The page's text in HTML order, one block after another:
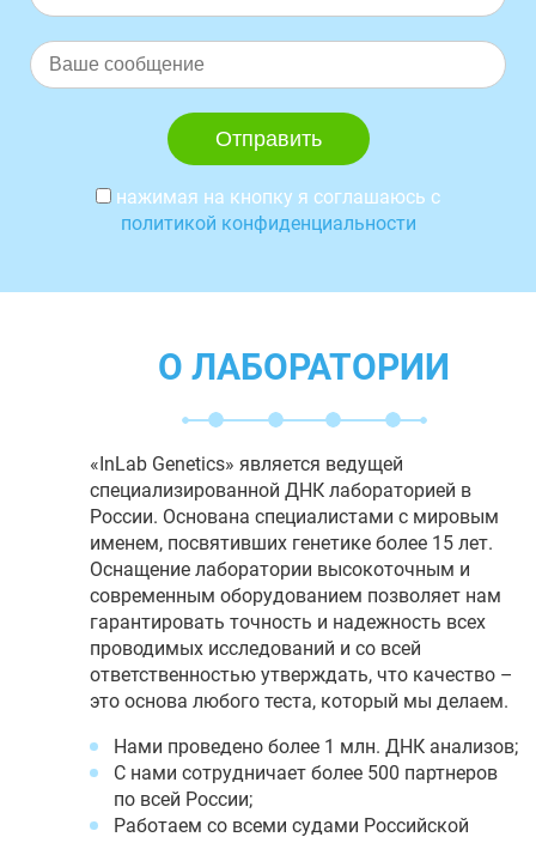
нажимая на кнопку я соглашаюсь с
политикой конфиденциальности
О ЛАБОРАТОРИИ
«InLab Genetics» является ведущей
специализированной ДНК лабораторией в
России. Основана специалистами с мировым
именем, посвятивших генетике более 15 лет.
Оснащение лаборатории высокоточным и
современным оборудованием позволяет нам
гарантировать точность и надежность всех
проводимых исследований и со всей
ответственностью утверждать, что качество –
это основа любого теста, который мы делаем.
Нами проведено более 1 млн. ДНК анализов;
С нами сотрудничает более 500 партнеров
по всей России;
Работаем со всеми судами Российской